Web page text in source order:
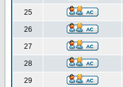
25
26
27
28
29